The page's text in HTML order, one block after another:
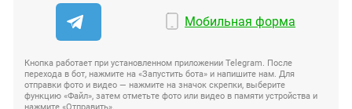
Мобильная форма
Кнопка работает при установленном приложении Telegram. После
перехода в бот, нажмите на «Запустить бота» и напишите нам. Для
отправки фото и видео — нажмите на значок скрепки, выберите
функцию «Файл», затем отметьте фото или видео в памяти устройства и
нажмите «Отправить».